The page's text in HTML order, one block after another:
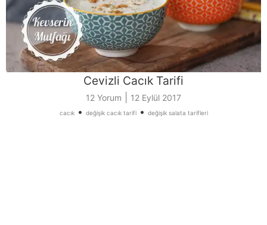
Cevizli Cacık Tarifi
12 Yorum 12 Eylül 2017
cacık• değişik cacık tarifi• değişik salata tarifleri